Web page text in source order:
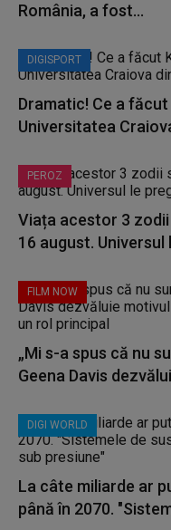
România, a fost...
DIGISPORT
Dramatic! Ce a
Universitatea
PEROZ
Viața acestor 3 zodii
16 august. Universul
FILM NOW
„Mi s-a spus că nu
Geena Davis
DIGI WORLD
La câte miliarde ar
până în 2070.